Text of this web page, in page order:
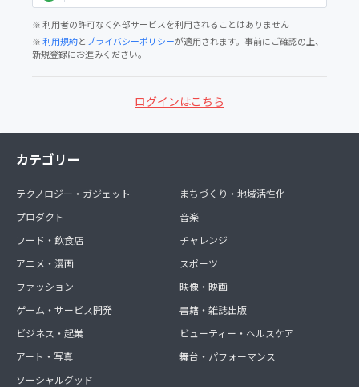
※ 利用者の許可なく外部サービスを利用されることはありません
※利用規約とプライバシーポリシーが適用されます。事前にご確認の上、
新規登録にお進みください。
ログインはこちら
カテゴリー
テクノロジー・ガジェット
プロダクト
フード・飲食店
アニメ・漫画
ファッション
ゲーム・サービス開発
ビジネス・起業
アート・写真
ソーシャルグッド
まちづくり・地域活性化
音楽
チャレンジ
スポーツ
映像・映画
書籍・雑誌出版
ビューティー・ヘルスケア
舞台・パフォーマンス